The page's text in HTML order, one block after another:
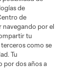
de
de
navegando por el
tu
como se
Tu
por dos años a